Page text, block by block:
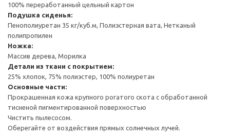
100% переработанный цельный картон
Подушка сиденья:
Пенополиуретан 35 кг/куб.м, Полиэстерная вата, Нетканый
полипропилен
Ножка:
Массив дерева, Морилка
Детали из ткани с покрытием:
25% хлопок, 75% полиэстер, 100% полиуретан
Основные части:
Прокрашенная кожа крупного рогатого скота с обработанной
тисненой пигментированной поверхностью
Чистить пылесосом.
Оберегайте от воздействия прямых солнечных лучей.